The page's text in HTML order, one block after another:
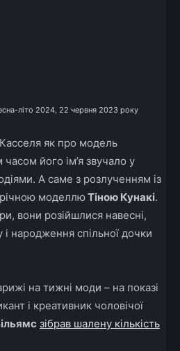
літо 2024, 22 червня 2023 року
як про модель
його ім’я звучало у
А саме з розлученням із
моделлюТіною Кунакі.
вони розійшлися навесні,
і народження спільної дочки
на тижні моди – на показі
і креативник чоловічої
зібрав шалену кількість